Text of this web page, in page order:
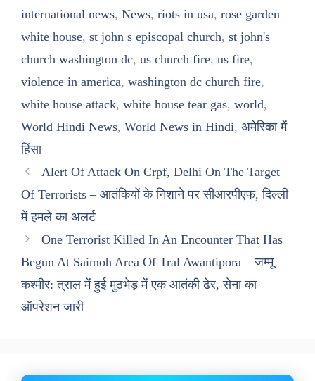
international news, News, riots in usa, rose garden
white house, st john s episcopal church, st john's
church washington dc, us church fire, us fire,
violence in america, washington dc church fire,
white house attack, white house tear gas, world,
World Hindi News, World News in Hindi, अमेरिका में
हिंसा
Alert Of Attack On Crpf, Delhi On The Target
Of Terrorists – आतंकियों के निशाने पर सीआरपीएफ, दिल्ली
में हमले का अलर्ट
One Terrorist Killed In An Encounter That Has
Begun At Saimoh Area Of Tral Awantipora – जम्मू
कश्मीर: त्राल में हुई मुठभेड़ में एक आतंकी ढेर, सेना का
ऑपरेशन जारी